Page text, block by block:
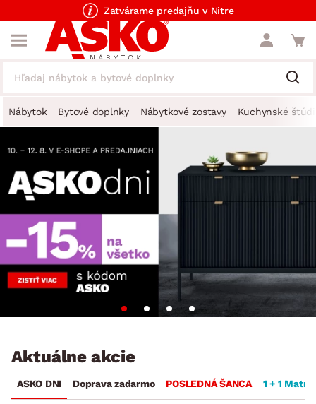
Zatvárame predajňu v Nitre
Nábytok Bytové doplnky Nábytkové zostavy Kuchynské
Aktuálne akcie
ASKO DNI Doprava zadarmo POSLEDNÁ ŠANCA 1 + 1